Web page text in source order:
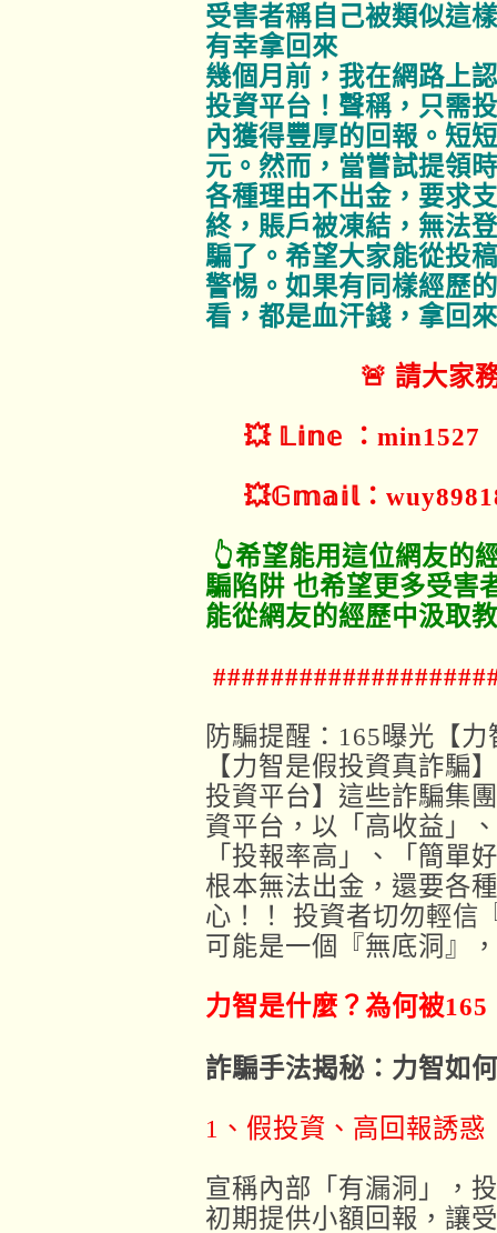
受害者稱自己被類似這
有幸拿回來
幾個月前，我在網路上
投資平台！聲稱，只需
內獲得豐厚的回報。短
元。然而，當嘗試提領
各種理由不出金，要求
終，賬戶被凍結，無法
騙了。希望大家能從投
警惕。如果有同樣經歷
看，都是血汗錢，拿回
🚨 請大家務
💥 𝕃𝕚𝕟𝕖 ：min1527
💥𝔾𝕞𝕒𝕚𝕝：
👆希望能用這位網友的
騙陷阱 也希望更多受害
能從網友的經歷中汲取
防騙提醒：165曝光【
【力智是假投資真詐騙
投資平台】這些詐騙集
資平台，以「高收益」
「投報率高」、「簡單
根本無法出金，還要各
心！！ 投資者切勿輕信
可能是一個『無底洞』
力智是什麼？為何被
詐騙手法揭秘：力智如
1、假投資、高回報誘惑
宣稱內部「有漏洞」，
初期提供小額回報，讓